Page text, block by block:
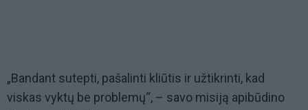
„Bandant sutepti, pašalinti kliūtis ir užtikrinti, kad
viskas vyktų be problemų“, – savo misiją apibūdino